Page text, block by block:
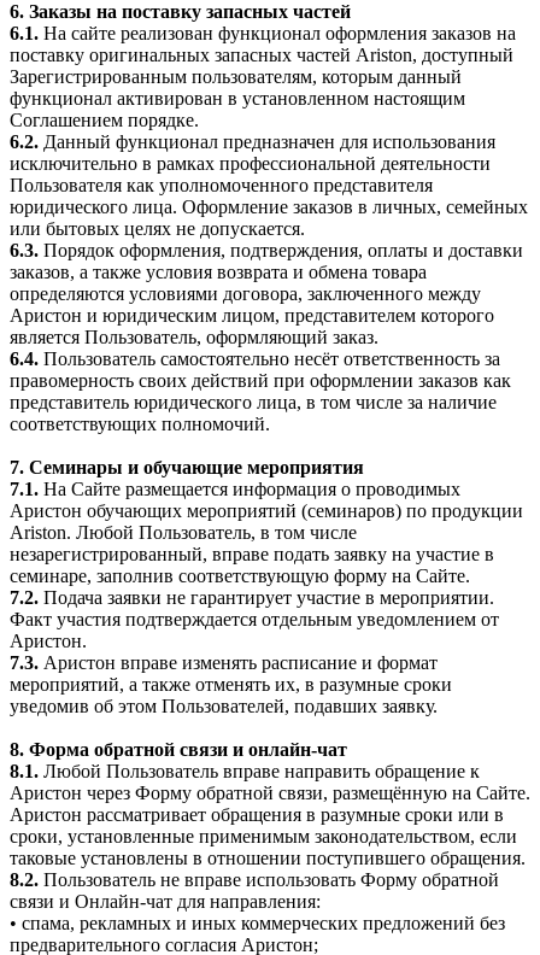
6. Заказы на поставку запасных частей
6.1. На сайте реализован функционал оформления заказов на
поставку оригинальных запасных частей Ariston, доступный
Зарегистрированным пользователям, которым данный
функционал активирован в установленном настоящим
Соглашением порядке.
6.2. Данный функционал предназначен для использования
исключительно в рамках профессиональной деятельности
Пользователя как уполномоченного представителя
юридического лица. Оформление заказов в личных, семейных
или бытовых целях не допускается.
6.3. Порядок оформления, подтверждения, оплаты и доставки
заказов, а также условия возврата и обмена товара
определяются условиями договора, заключенного между
Аристон и юридическим лицом, представителем которого
является Пользователь, оформляющий заказ.
6.4. Пользователь самостоятельно несёт ответственность за
правомерность своих действий при оформлении заказов как
представитель юридического лица, в том числе за наличие
соответствующих полномочий.
7. Семинары и обучающие мероприятия
7.1. На Сайте размещается информация о проводимых
Аристон обучающих мероприятий (семинаров) по продукции
Ariston. Любой Пользователь, в том числе
незарегистрированный, вправе подать заявку на участие в
семинаре, заполнив соответствующую форму на Сайте.
7.2. Подача заявки не гарантирует участие в мероприятии.
Факт участия подтверждается отдельным уведомлением от
Аристон.
7.3. Аристон вправе изменять расписание и формат
мероприятий, а также отменять их, в разумные сроки
уведомив об этом Пользователей, подавших заявку.
8. Форма обратной связи и онлайн-чат
8.1. Любой Пользователь вправе направить обращение к
Аристон через Форму обратной связи, размещённую на Сайте.
Аристон рассматривает обращения в разумные сроки или в
сроки, установленные применимым законодательством, если
таковые установлены в отношении поступившего обращения.
8.2. Пользователь не вправе использовать Форму обратной
связи и Онлайн-чат для направления:
• спама, рекламных и иных коммерческих предложений без
предварительного согласия Аристон;